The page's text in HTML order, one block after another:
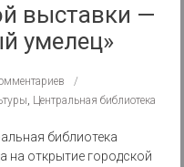
выставки —
умелец»
, Центральная библиотека
библиотека
на открытие городской